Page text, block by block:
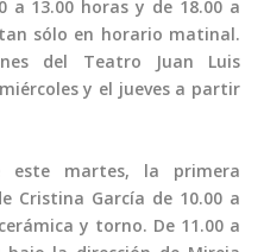
a 13.00 horas y de 18.00 a
sólo en horario matinal.
del Teatro Juan Luis
y el jueves a partir
este martes, la primera
Cristina García de 10.00 a
y torno. De 11.00 a